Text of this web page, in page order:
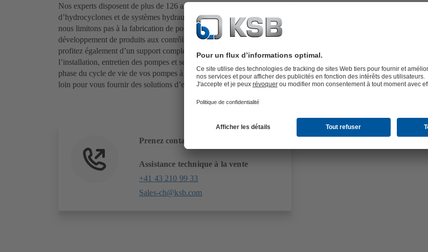
Nos experts disposent de plus de 126 ans d’expérience en matière de pompes centrifuges à solides,
d’hydrocyclones et de systèmes hydrauliques très résistants à l’usure. En tant que fournisseur global, nous ne
nous limitons pas à la fabrication de pompes, nous proposons aussi une gamme complète allant du
développement de produits aux contrôles, applications, pièces de rechange et prestations de service. Vous
profitez également d’un support complet sur site : surveillance de la mise en service, surveillance de
l’installation, entretien des pompes et service complet de réparation – nous vous accompagnons dans chaque
phase du cycle de vie de vos pompes à solides KSB. Grâce à nos centres clients, nous ne sommes jamais
loin pour vous fournir des solutions d’entretien sur mesure et un Service technique sur site.
Prenez contact avec nous.
Assistance technique à la vente
+41 43 210 99 33
Sales-ch@ksb.com